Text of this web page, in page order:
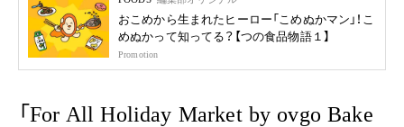
おこめから生まれたヒーロー「こめぬかマン」！こ
めぬかって知ってる？【つの食品物語１】
Promotion
「For All Holiday Market by ovgo Bake